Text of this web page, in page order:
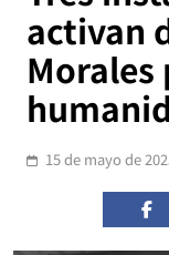
activan
Morales
15 de mayo de